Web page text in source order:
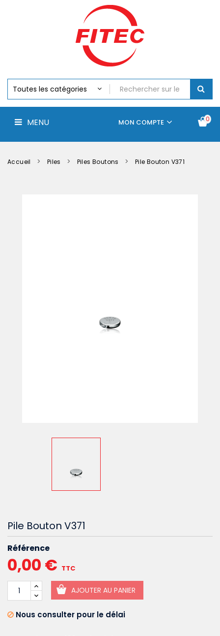
MENU 0
MON COMPTE
Chargeurs
Accus
Perceuse,
Visseuse
Batteries
Accueil Piles Piles Boutons Pile Bouton V371
Pile Bouton V371
Référence
0,00 € TTC
AJOUTER AU PANIER
Nous consulter pour le délai